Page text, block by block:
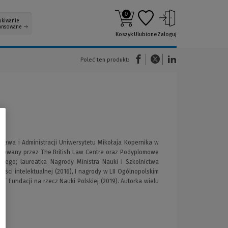
0
KoszykUlubioneZaloguj
Poleć ten produkt:
(Nowe okno)(Link do innej strony)
i Administracji Uniwersytetu Mikołaja Kopernika w
przez The British Law Centre oraz Podyplomowe
laureatka Nagrody Ministra Nauki i Szkolnictwa
intelektualnej (2016), I nagrody w LII Ogólnopolskim
Fundacji na rzecz Nauki Polskiej (2019). Autorka wielu